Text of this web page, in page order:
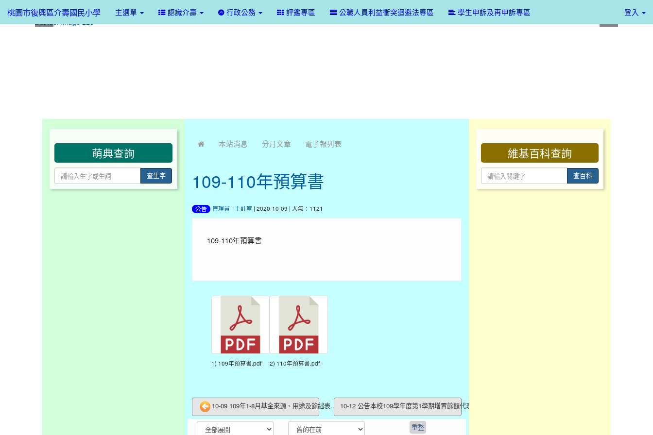
桃園市復興區介壽國民小學 主選單 認識介壽 行政公務 評鑑專區 公職人員利益衝突迴避法專區 學生申訴及再申訴專區 登入
本站消息 分月文章 電子報列表
109-110年預算書
公告 管理員 - 主計室 | 2020-10-09 | 人氣：1121
109-110年預算書
1) 109年預算書.pdf 2) 110年預算書.pdf
10-09 109年1-8月基金來源、用途及餘絀表... 10-12 公告本校109學年度第1學期增置餘額代理...
萌典查詢
查生字
維基百科查詢
查百科